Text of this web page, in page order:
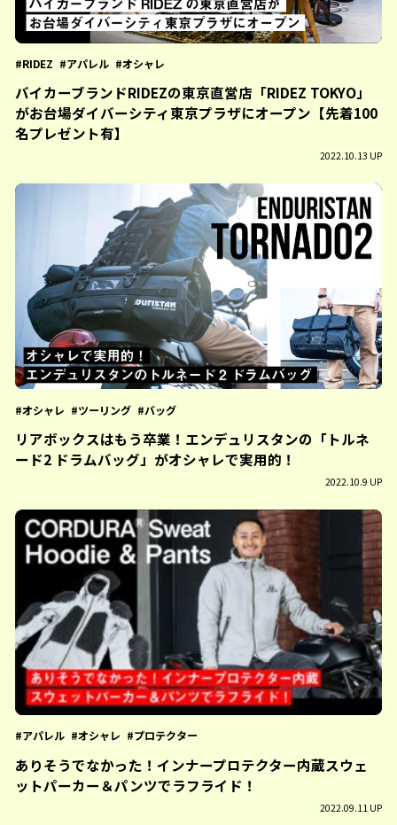
RIDEZ アパレル オシャレ
バイカーブランドRIDEZの東京直営店「RIDEZ TOKYO」
がお台場ダイバーシティ東京プラザにオープン【先着100
名プレゼント有】
2022.10.13 UP
オシャレ ツーリング バッグ
リアボックスはもう卒業！エンデュリスタンの「トルネ
ード2 ドラムバッグ」がオシャレで実用的！
2022.10.9 UP
アパレル オシャレ プロテクター
ありそうでなかった！インナープロテクター内蔵スウェ
ットパーカー＆パンツでラフライド！
2022.09.11 UP